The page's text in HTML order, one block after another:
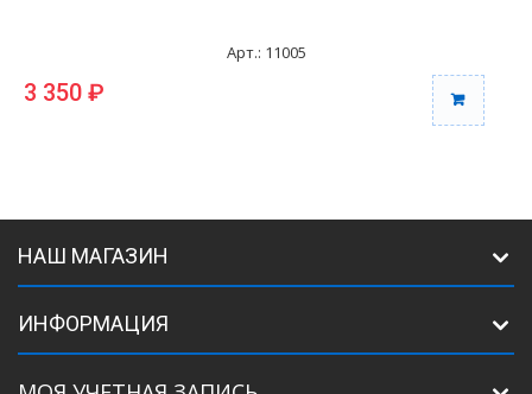
Арт.: 11005
3 350 ₽
НАШ МАГАЗИН
ИНФОРМАЦИЯ